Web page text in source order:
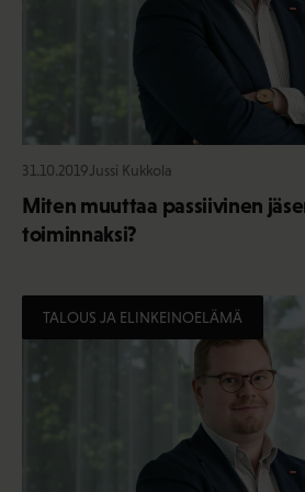
31.10.2019Jussi Kukkola
Miten muuttaa passiivinen
toiminnaksi?
TALOUS JA ELINKEINOELÄMÄ